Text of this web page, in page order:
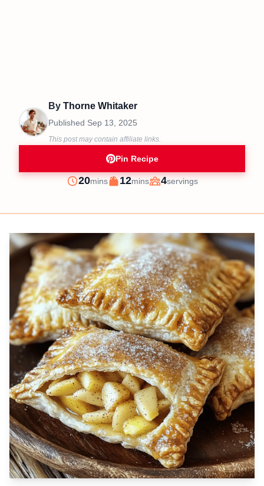
By Thorne Whitaker
Published Sep 13, 2025
This post may contain affiliate links.
Pin Recipe
Prep
20minutes
mins
Cook
12minutes
mins
Servings
4servings